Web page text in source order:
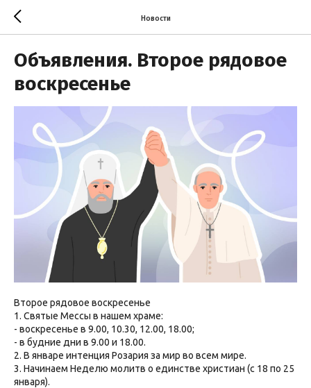
Новости
Объявления. Второе рядовое
воскресенье
Второе рядовое воскресенье
1. Святые Мессы в нашем храме:
- воскресенье в 9.00, 10.30, 12.00, 18.00;
- в будние дни в 9.00 и 18.00.
2. В январе интенция Розария за мир во всем мире.
3. Начинаем Неделю молитв о единстве христиан (с 18 по 25
января).